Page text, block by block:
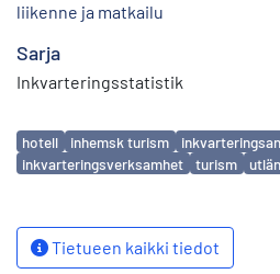
liikenne ja matkailu
Sarja
Inkvarteringsstatistik
Avainsanat
hotell inhemsk turism
inkvarteringsverksamhet
turism
Tietueen kaikki tiedot